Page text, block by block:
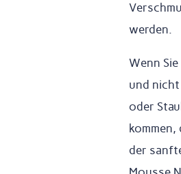
werden.
Wenn Sie
und nicht
oder
der